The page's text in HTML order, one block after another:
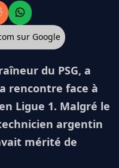
sur Google
du PSG, a
rencontre face à
Ligue 1. Malgré le
argentin
mérité de